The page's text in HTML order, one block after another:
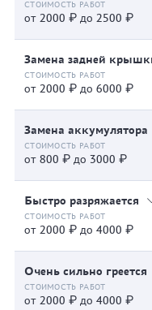
от 2000 ₽ до 2500 ₽
Замена задней
от 2000 ₽ до 6000 ₽
Замена аккумулятора
от 800 ₽ до 3000 ₽
Быстро разряжается
от 2000 ₽ до 4000 ₽
Очень сильно греется
от 2000 ₽ до 4000 ₽